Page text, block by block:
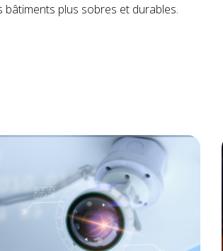
plus sobres et durables.